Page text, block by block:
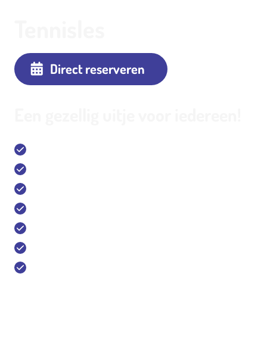
Direct reserveren